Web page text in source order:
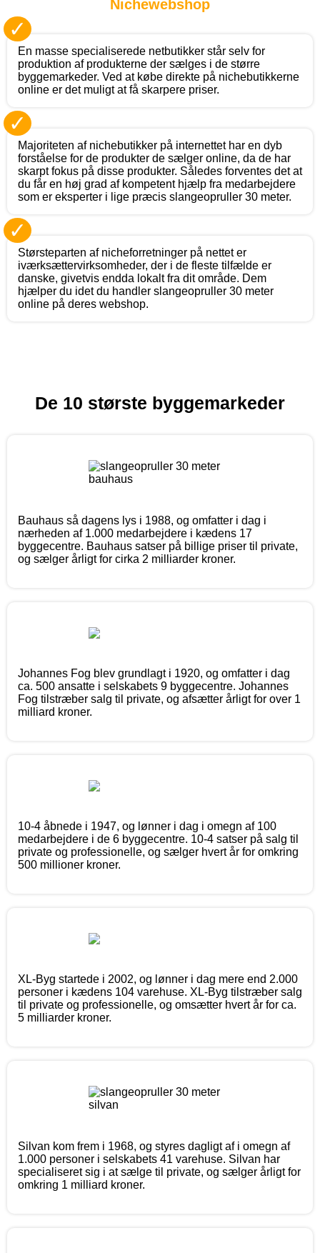
Nichewebshop
✓
En masse specialiserede netbutikker står selv for
produktion af produkterne der sælges i de større
byggemarkeder. Ved at købe direkte på nichebutikkerne
online er det muligt at få skarpere priser.
✓
Majoriteten af nichebutikker på internettet har en dyb
forståelse for de produkter de sælger online, da de har
skarpt fokus på disse produkter. Således forventes det at
du får en høj grad af kompetent hjælp fra medarbejdere
som er eksperter i lige præcis slangeopruller 30 meter.
✓
Størsteparten af nicheforretninger på nettet er
iværksættervirksomheder, der i de fleste tilfælde er
danske, givetvis endda lokalt fra dit område. Dem
hjælper du idet du handler slangeopruller 30 meter
online på deres webshop.
De 10 største byggemarkeder
Bauhaus så dagens lys i 1988, og omfatter i dag i
nærheden af 1.000 medarbejdere i kædens 17
byggecentre. Bauhaus satser på billige priser til private,
og sælger årligt for cirka 2 milliarder kroner.
Johannes Fog blev grundlagt i 1920, og omfatter i dag
ca. 500 ansatte i selskabets 9 byggecentre. Johannes
Fog tilstræber salg til private, og afsætter årligt for over 1
milliard kroner.
10-4 åbnede i 1947, og lønner i dag i omegn af 100
medarbejdere i de 6 byggecentre. 10-4 satser på salg til
private og professionelle, og sælger hvert år for omkring
500 millioner kroner.
XL-Byg startede i 2002, og lønner i dag mere end 2.000
personer i kædens 104 varehuse. XL-Byg tilstræber salg
til private og professionelle, og omsætter hvert år for ca.
5 milliarder kroner.
Silvan kom frem i 1968, og styres dagligt af i omegn af
1.000 personer i selskabets 41 varehuse. Silvan har
specialiseret sig i at sælge til private, og sælger årligt for
omkring 1 milliard kroner.